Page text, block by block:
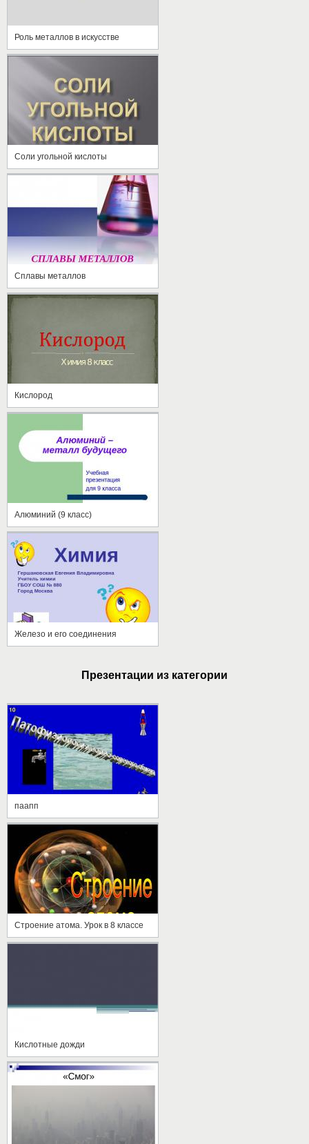
Роль металлов в искусстве
Соли угольной кислоты
Сплавы металлов
Кислород
Алюминий (9 класс)
Железо и его соединения
Презентации из категории
паапп
Строение атома. Урок в 8 классе
Кислотные дожди